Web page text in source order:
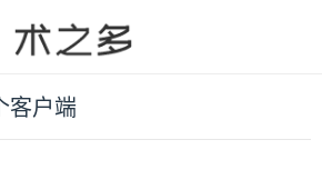
客户端